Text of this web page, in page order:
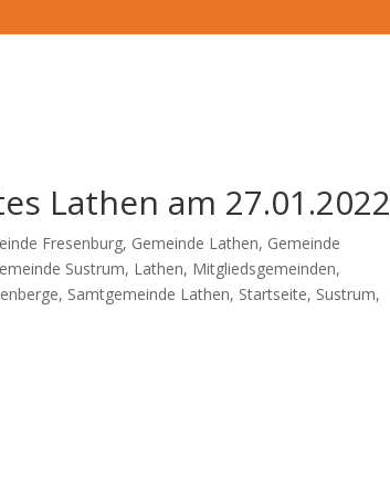
Lathen am 27.01.2022
Fresenburg, Gemeinde Lathen, Gemeinde
Sustrum, Lathen, Mitgliedsgemeinden,
, Samtgemeinde Lathen, Startseite, Sustrum,